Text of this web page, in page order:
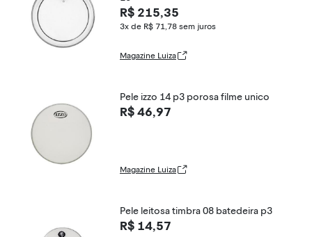
R$ 215,35
3x de R$ 71,78 sem juros
Magazine Luiza
Pele izzo 14 p3 porosa filme unico
R$ 46,97
Magazine Luiza
Pele leitosa timbra 08 batedeira p3
R$ 14,57